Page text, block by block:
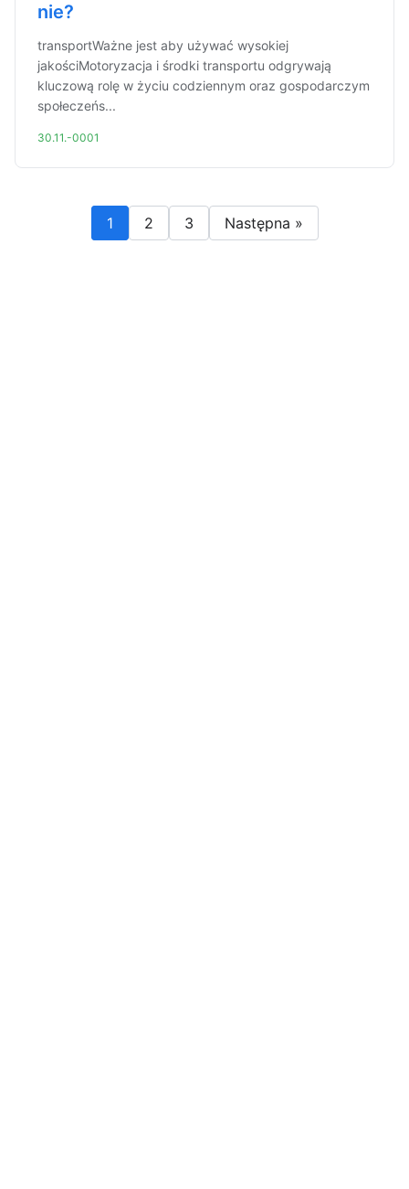
nie?
transportWażne jest aby używać wysokiej
jakościMotoryzacja i środki transportu odgrywają
kluczową rolę w życiu codziennym oraz gospodarczym
społeczeńs...
30.11.-0001
1 2 3 Następna »